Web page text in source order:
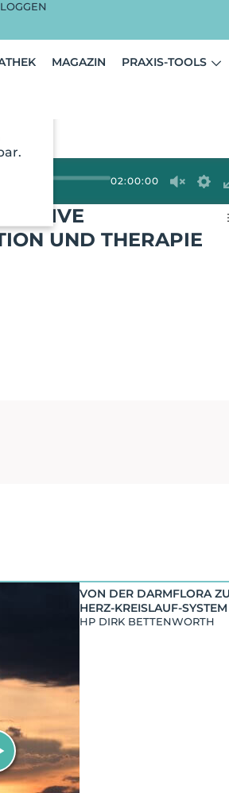
MAGAZIN PRAXIS-TOOLS
02:00:00
UND THERAPIE
VON DER DARMFLORA
HERZ-KREISLAUF-SYSTEM
HP DIRK BETTENWORTH